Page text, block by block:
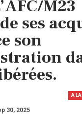
M23
ses
son
A
30, 2025